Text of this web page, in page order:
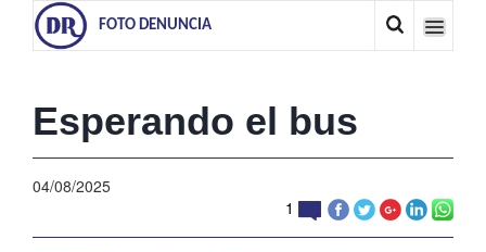
FOTO DENUNCIA
Esperando el bus
04/08/2025
1